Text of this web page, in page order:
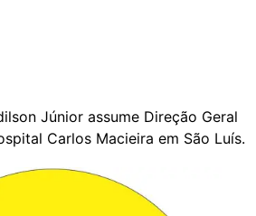
Júnior assume Direção Geral
Carlos Macieira em São Luís.